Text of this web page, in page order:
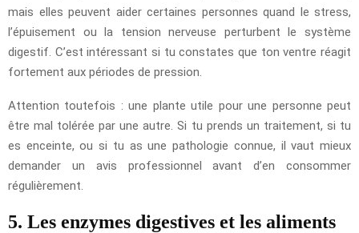
mais elles peuvent aider certaines personnes quand le stress,
l’épuisement ou la tension nerveuse perturbent le système
digestif. C’est intéressant si tu constates que ton ventre réagit
fortement aux périodes de pression.
Attention toutefois : une plante utile pour une personne peut
être mal tolérée par une autre. Si tu prends un traitement, si tu
es enceinte, ou si tu as une pathologie connue, il vaut mieux
demander un avis professionnel avant d’en consommer
régulièrement.
5. Les enzymes digestives et les aliments